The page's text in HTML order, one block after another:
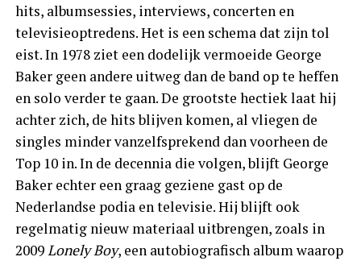
hits, albumsessies, interviews, concerten en
televisieoptredens. Het is een schema dat zijn tol
eist. In 1978 ziet een dodelijk vermoeide George
Baker geen andere uitweg dan de band op te heffen
en solo verder te gaan. De grootste hectiek laat hij
achter zich, de hits blijven komen, al vliegen de
singles minder vanzelfsprekend dan voorheen de
Top 10 in. In de decennia die volgen, blijft George
Baker echter een graag geziene gast op de
Nederlandse podia en televisie. Hij blijft ook
regelmatig nieuw materiaal uitbrengen, zoals in
2009 Lonely Boy, een autobiografisch album waarop